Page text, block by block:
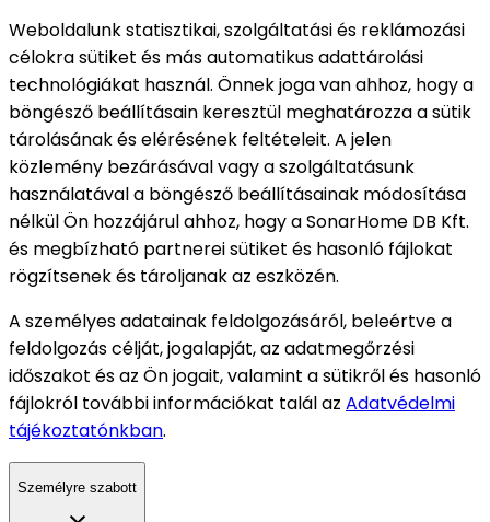
Weboldalunk statisztikai, szolgáltatási és reklámozási
célokra sütiket és más automatikus adattárolási
technológiákat használ. Önnek joga van ahhoz, hogy a
böngésző beállításain keresztül meghatározza a sütik
tárolásának és elérésének feltételeit. A jelen
közlemény bezárásával vagy a szolgáltatásunk
használatával a böngésző beállításainak módosítása
nélkül Ön hozzájárul ahhoz, hogy a SonarHome DB Kft.
és megbízható partnerei sütiket és hasonló fájlokat
rögzítsenek és tároljanak az eszközén.
A személyes adatainak feldolgozásáról, beleértve a
feldolgozás célját, jogalapját, az adatmegőrzési
időszakot és az Ön jogait, valamint a sütikről és hasonló
fájlokról további információkat talál az Adatvédelmi
tájékoztatónkban.
Személyre szabott